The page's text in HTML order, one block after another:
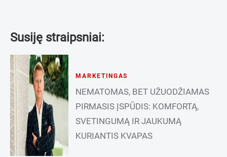
Susiję straipsniai:
MARKETINGAS
NEMATOMAS, BET UŽUODŽIAMAS
PIRMASIS ĮSPŪDIS: KOMFORTĄ,
SVETINGUMĄ IR JAUKUMĄ
KURIANTIS KVAPAS